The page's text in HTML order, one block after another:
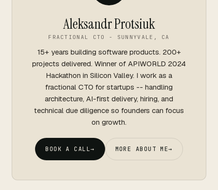
Aleksandr Protsiuk
FRACTIONAL CTO - SUNNYVALE, CA
15+ years building software products. 200+
projects delivered. Winner of APIWORLD 2024
Hackathon in Silicon Valley. I work as a
fractional CTO for startups -- handling
architecture, AI-first delivery, hiring, and
technical due diligence so founders can focus
on growth.
BOOK A CALL→ MORE ABOUT ME→